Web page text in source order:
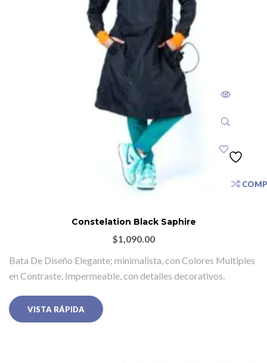
Constelation Black Saphire
$1,090.00
Bata De Diseño Elegante; minimalista, con Colores Multiples
en Contraste, Impermeable, con detalles decorativos.
VISTA RÁPIDA